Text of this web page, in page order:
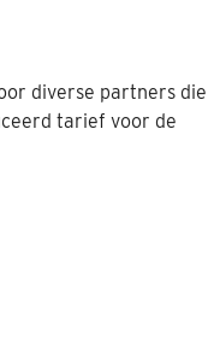
diverse partners die
tarief voor de